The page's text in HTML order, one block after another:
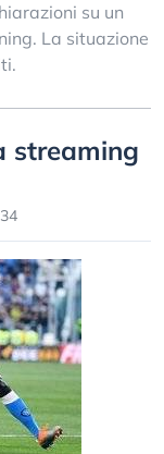
su un
La situazione
streaming